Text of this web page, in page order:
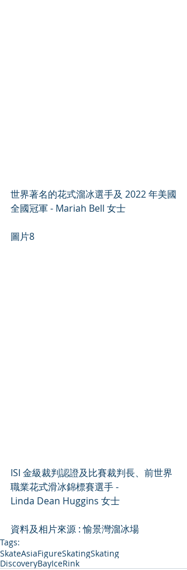
世界著名的花式溜冰選手及 2022 年美國
全國冠軍 - Mariah Bell 女士
圖片8
ISI 金級裁判認證及比賽裁判長、前世界
職業花式滑冰錦標賽選手 -
Linda Dean Huggins 女士
資料及相片來源 : 愉景灣溜冰場
Tags:
SkateAsiaFigureSkatingSkating
DiscoveryBayIceRink